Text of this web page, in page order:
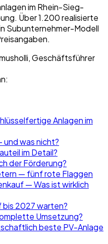
im Rhein-Sieg-
Über 1.200 realisierte
Subunternehmer-Modell
Geschäftsführer
Anlagen im
was nicht?
im Detail?
der Förderung?
— fünf rote Flaggen
— Was ist wirklich
bis 2027 warten?
Umsetzung?
beste PV-Anlage